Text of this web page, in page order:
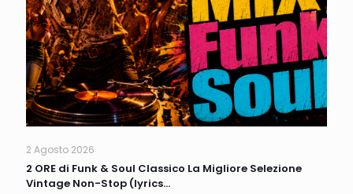
2 Agosto 2026
2 ORE di Funk & Soul Classico La Migliore Selezione
Vintage Non-Stop (lyrics…